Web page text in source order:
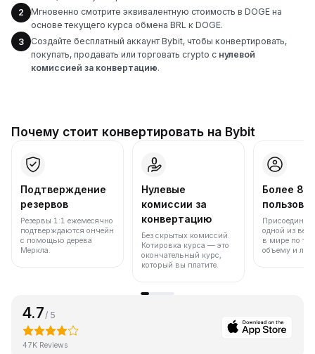
2
Мгновенно смотрите эквивалентную стоимость в DOGE на
основе текущего курса обмена BRL к DOGE.
3
Создайте бесплатный аккаунт Bybit, чтобы конвертировать,
покупать, продавать или торговать crypto с нулевой
комиссией за конвертацию.
Почему стоит конвертировать на Bybit
Подтверждение
резервов
Резервы 1:1 ежемесячно
подтверждаются ончейн
с помощью дерева
Меркла.
Нулевые
комиссии за
конвертацию
Без скрытых комиссий.
Котировка курса — это
окончательный курс,
который вы платите.
Более 86
одной из
в мире по
объему и
4.7 / 5
47K Reviews